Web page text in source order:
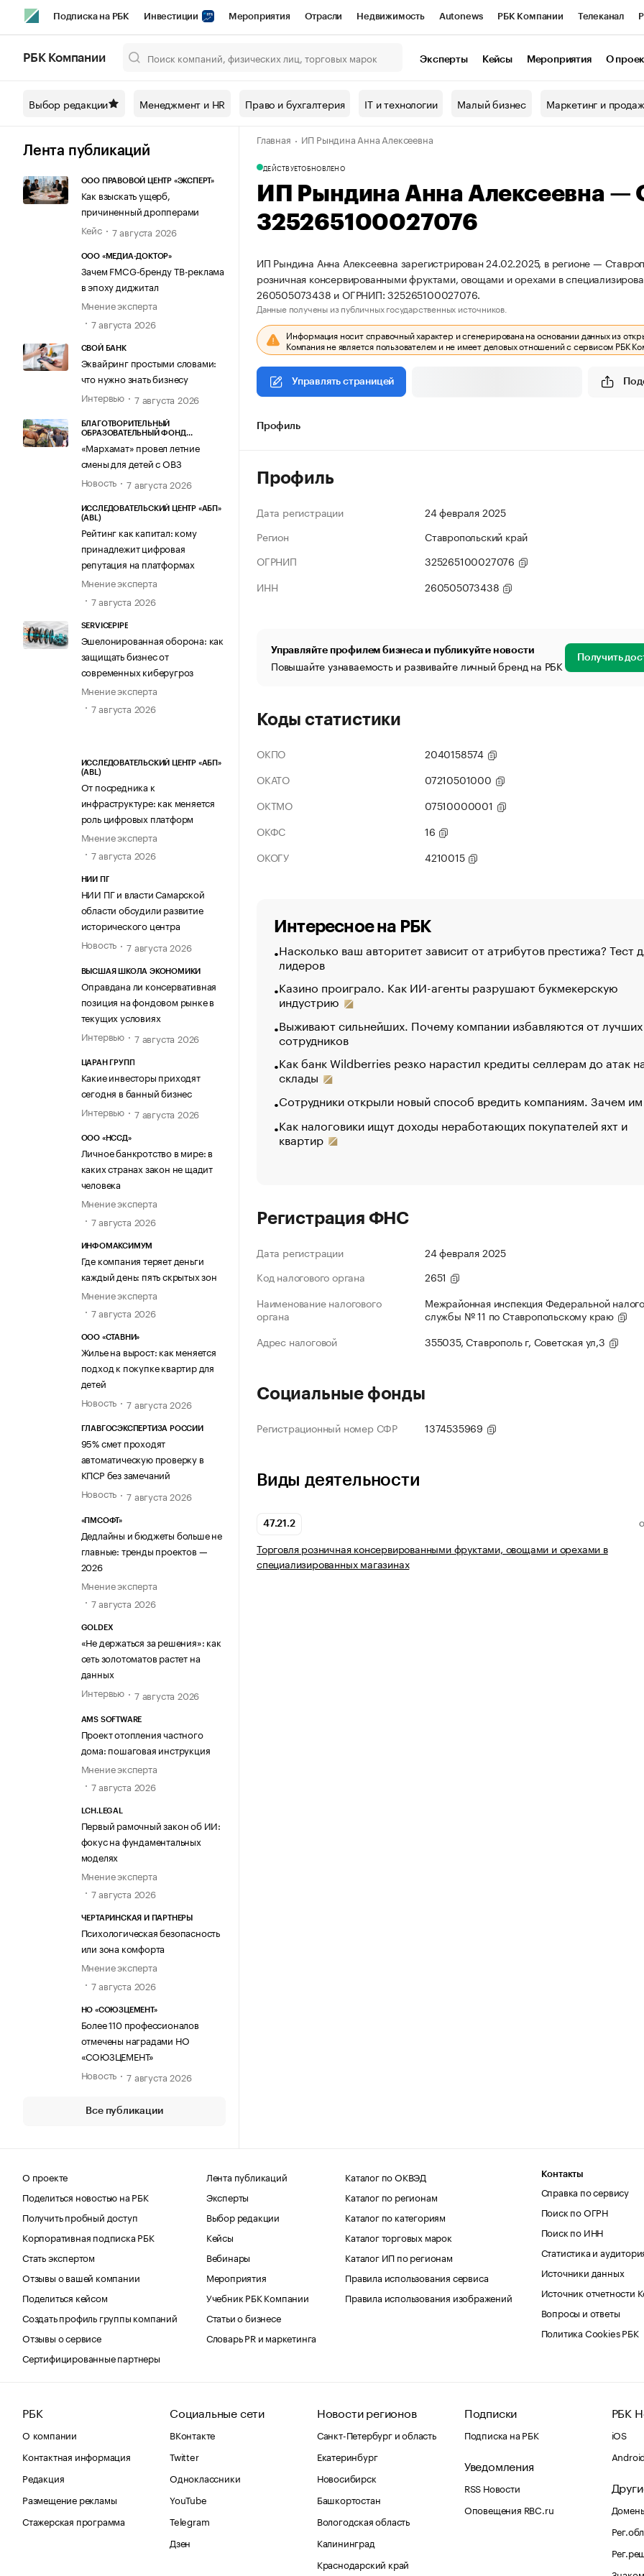
Подписка на РБК Инвестиции Мероприятия Отрасли Недвижимость Autonews РБК Компании Телеканал
Спецпроекты СПб Конференции СПб Спецпроекты Проверка контрагентов
Технологии и медиа Рынок наличной валюты
РБК Компании Эксперты Кейсы Мероприятия О
Выбор редакции Менеджмент и HR Право и бухгалтерия IT и технологии Малый бизнес Маркетинг и
Лента публикаций
ООО ПРАВОВОЙ ЦЕНТР «ЭКСПЕРТ»
Как взыскать ущерб,
причиненный дропперами
Кейс
7 августа 2026
ООО «МЕДИА-ДОКТОР»
Зачем FMCG-бренду ТВ-реклама
в эпоху диджитал
Мнение эксперта
7 августа 2026
СВОЙ БАНК
Эквайринг простыми словами:
что нужно знать бизнесу
Интервью
7 августа 2026
БЛАГОТВОРИТЕЛЬНЫЙ
ОБРАЗОВАТЕЛЬНЫЙ ФОНД
«Мархамат» провел летние
смены для детей с ОВЗ
Новость
7 августа 2026
ИССЛЕДОВАТЕЛЬСКИЙ ЦЕНТР «АБП»
(ABL)
Рейтинг как капитал: кому
принадлежит цифровая
репутация на платформах
Мнение эксперта
7 августа 2026
SERVICEPIPE
Эшелонированная оборона: как
защищать бизнес от
современных киберугроз
Мнение эксперта
7 августа 2026
ИССЛЕДОВАТЕЛЬСКИЙ ЦЕНТР «АБП»
(ABL)
От посредника к
инфраструктуре: как меняется
роль цифровых платформ
Мнение эксперта
7 августа 2026
НИИ ПГ
НИИ ПГ и власти Самарской
области обсудили развитие
исторического центра
Новость
7 августа 2026
ВЫСШАЯ ШКОЛА ЭКОНОМИКИ
Оправдана ли консервативная
позиция на фондовом рынке в
текущих условиях
Интервью
7 августа 2026
ЦАРАН ГРУПП
Какие инвесторы приходят
сегодня в банный бизнес
Интервью
7 августа 2026
ООО «НССД»
Личное банкротство в мире: в
каких странах закон не щадит
человека
Мнение эксперта
7 августа 2026
ИНФОМАКСИМУМ
Где компания теряет деньги
каждый день: пять скрытых зон
Мнение эксперта
7 августа 2026
ООО «СТАВНИ»
Жилье на вырост: как меняется
подход к покупке квартир для
детей
Новость
7 августа 2026
ГЛАВГОСЭКСПЕРТИЗА РОССИИ
95% смет проходят
автоматическую проверку в
КПСР без замечаний
Новость
7 августа 2026
«ПМСОФТ»
Дедлайны и бюджеты больше не
главные: тренды проектов —
2026
Мнение эксперта
7 августа 2026
GOLDEX
«Не держаться за решения»: как
сеть золотоматов растет на
данных
Интервью
7 августа 2026
AMS SOFTWARE
Проект отопления частного
дома: пошаговая инструкция
Мнение эксперта
7 августа 2026
LCH.LEGAL
Первый рамочный закон об ИИ:
фокус на фундаментальных
моделях
Мнение эксперта
7 августа 2026
ЧЕРТАРИНСКАЯ И ПАРТНЕРЫ
Психологическая безопасность
или зона комфорта
Мнение эксперта
7 августа 2026
НО «СОЮЗЦЕМЕНТ»
Более 110 профессионалов
отмечены наградами НО
«СОЮЗЦЕМЕНТ»
Новость
7 августа 2026
Все публикации
Главная ИП Рындина Анна Алексеевна
ДЕЙСТВУЕТОБНОВЛЕНО
ИП Рындина Анна Алексеевна
325265100027076
ИП Рындина Анна Алексеевна зарегистрирован 24.02.2025, в регионе —
розничная консервированными фруктами, овощами и орехами в
260505073438 и ОГРНИП: 325265100027076.
Данные получены из публичных государственных источников.
Информация носит справочный характер и сгенерирована на основании данных из
Компания не является пользователем и не имеет деловых отношений с сервисом РБК
Управлять страницей
Профиль
Профиль
Дата регистрации
24 февраля 2025
Регион
Ставропольский край
ОГРНИП
325265100027076
ИНН
260505073438
Управляйте профилем бизнеса и публикуйте новости
Повышайте узнаваемость и развивайте личный бренд на РБК Получить
Коды статистики
ОКПО
2040158574
ОКАТО
07210501000
ОКТМО
07510000001
ОКФС
16
ОКОГУ
4210015
Интересное на РБК
Насколько ваш авторитет зависит от атрибутов престижа? Тест
лидеров
Казино проиграло. Как ИИ-агенты разрушают букмекерскую
индустрию
Выживают сильнейших. Почему компании избавляются от лучших
сотрудников
Как банк Wildberries резко нарастил кредиты селлерам до атак
склады
Сотрудники открыли новый способ вредить компаниям. Зачем
Как налоговики ищут доходы неработающих покупателей яхт и
квартир
Регистрация ФНС
Дата регистрации
24 февраля 2025
Код налогового органа
2651
Наименование налогового
органа
Межрайонная инспекция Федеральной
службы № 11 по Ставропольскому краю
Адрес налоговой
355035, Ставрополь г, Советская ул,3
Социальные фонды
Регистрационный номер СФР 1374535969
Виды деятельности
47.21.2
Торговля розничная консервированными фруктами, овощами и орехами в
специализированных магазинах
О проекте
Поделиться новостью на РБК
Получить пробный доступ
Корпоративная подписка РБК
Стать экспертом
Отзывы о вашей компании
Поделиться кейсом
Создать профиль группы компаний
Отзывы о сервисе
Сертифицированные партнеры
Лента публикаций
Эксперты
Выбор редакции
Кейсы
Вебинары
Мероприятия
Учебник РБК Компании
Статьи о бизнесе
Словарь PR и маркетинга
Каталог по ОКВЭД
Каталог по регионам
Каталог по категориям
Каталог торговых марок
Каталог ИП по регионам
Правила использования сервиса
Правила использования изображений
Контакты
Справка по сервису
Поиск по ОГРН
Поиск по ИНН
Статистика и
Источники данных
Источник отчетности
Вопросы и ответы
Политика Cookies РБК
РБК
О компании
Контактная информация
Редакция
Размещение рекламы
Стажерская программа
Социальные сети
ВКонтакте
Twitter
Одноклассники
YouTube
Telegram
Дзен
Новости регионов
Санкт-Петербург и область
Екатеринбург
Новосибирск
Башкортостан
Вологодская область
Калининград
Краснодарский край
Подписки
Подписка на РБК
Уведомления
RSS Новости
Оповещения RBC.ru
РБК
iOS